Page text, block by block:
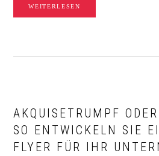
WEITERLESEN
AKQUISETRUMPF
SO ENTWICKELN SIE
FLYER FÜR IHR